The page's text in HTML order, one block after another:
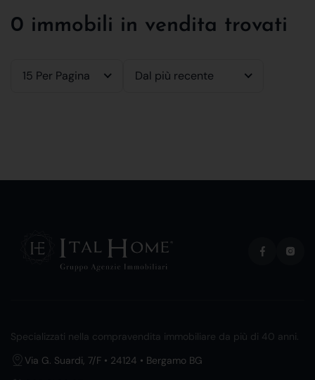
0 immobili in vendita trovati
15 Per Pagina Dal più recente
Specializzati nella compravendita immobiliare da più di 40 anni.
Via G. Suardi, 7/F • 24124 • Bergamo BG